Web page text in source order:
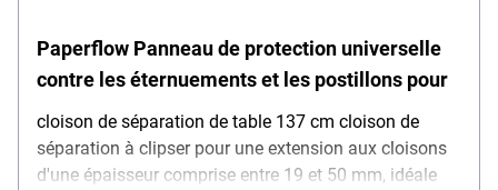
Paperflow Panneau de protection universelle
contre les éternuements et les postillons pour
cloison de séparation de table 137 cm cloison de
séparation à clipser pour une extension aux cloisons
d'une épaisseur comprise entre 19 et 50 mm, idéale